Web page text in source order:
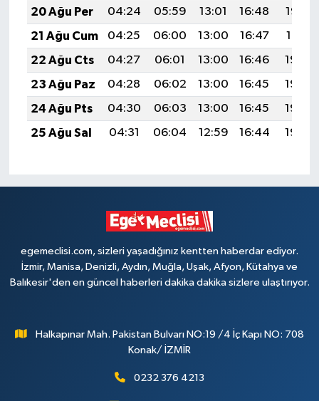
20 Ağu Per
04:24 05:59 13:01 16:48
19:52
21 Ağu Cum
04:25 06:00 13:00 16:47
19:51
22 Ağu Cts
04:27 06:01 13:00 16:46
19:49
23 Ağu Paz
04:28 06:02 13:00 16:45
19:48
24 Ağu Pts
04:30 06:03 13:00 16:45
19:46
25 Ağu Sal
04:31 06:04 12:59 16:44 19:45
egemeclisi.com, sizleri yaşadığınız kentten haberdar ediyor.
İzmir, Manisa, Denizli, Aydın, Muğla, Uşak, Afyon, Kütahya ve
Balıkesir'den en güncel haberleri dakika dakika sizlere ulaştırıyor.
Halkapınar Mah. Pakistan Bulvarı NO:19 /4 İç Kapı NO: 708
Konak/ İZMİR
0232 376 4213